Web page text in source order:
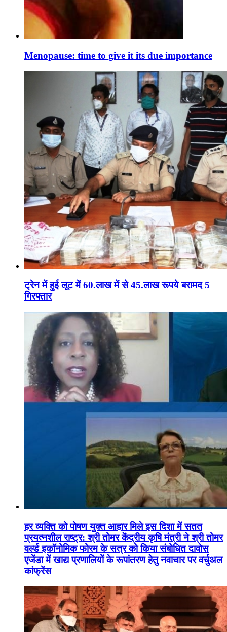
Menopause: time to give it its due importance
ट्रेन में हुई लूट में 60.लाख में से 45.लाख रूपये बरामद 5
गिरफ्तार
हर व्यक्ति को पोषण युक्त आहार मिले इस दिशा में सतत
प्रयत्नशील राष्ट्र: श्री तोमर केंद्रीय कृषि मंत्री ने श्री तोमर
वर्ल्ड इकॉनोमिक फोरम के सत्र को किया संबोधित दावोस
एजेंडा में खाद्य प्रणालियों के रूपांतरण हेतु नवाचार पर वर्चुअल
कांफ्रेंस